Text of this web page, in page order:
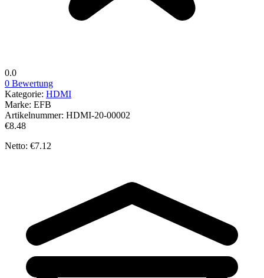
0.0
0 Bewertung
Kategorie: HDMI
Marke: EFB
Artikelnummer: HDMI-20-00002
€8.48
Netto: €7.12